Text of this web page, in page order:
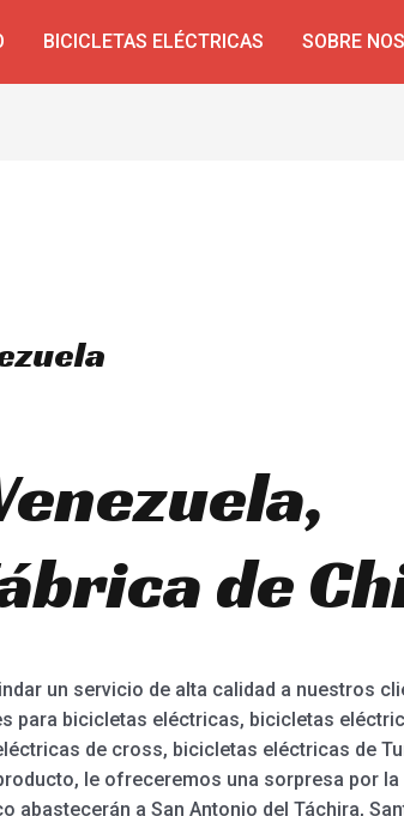
BICICLETAS ELÉCTRICAS SOBRE
de
un servicio de alta calidad a nuestros
para bicicletas eléctricas, bicicletas
de cross, bicicletas eléctricas de
le ofreceremos una sorpresa por la
a San Antonio del Táchira,